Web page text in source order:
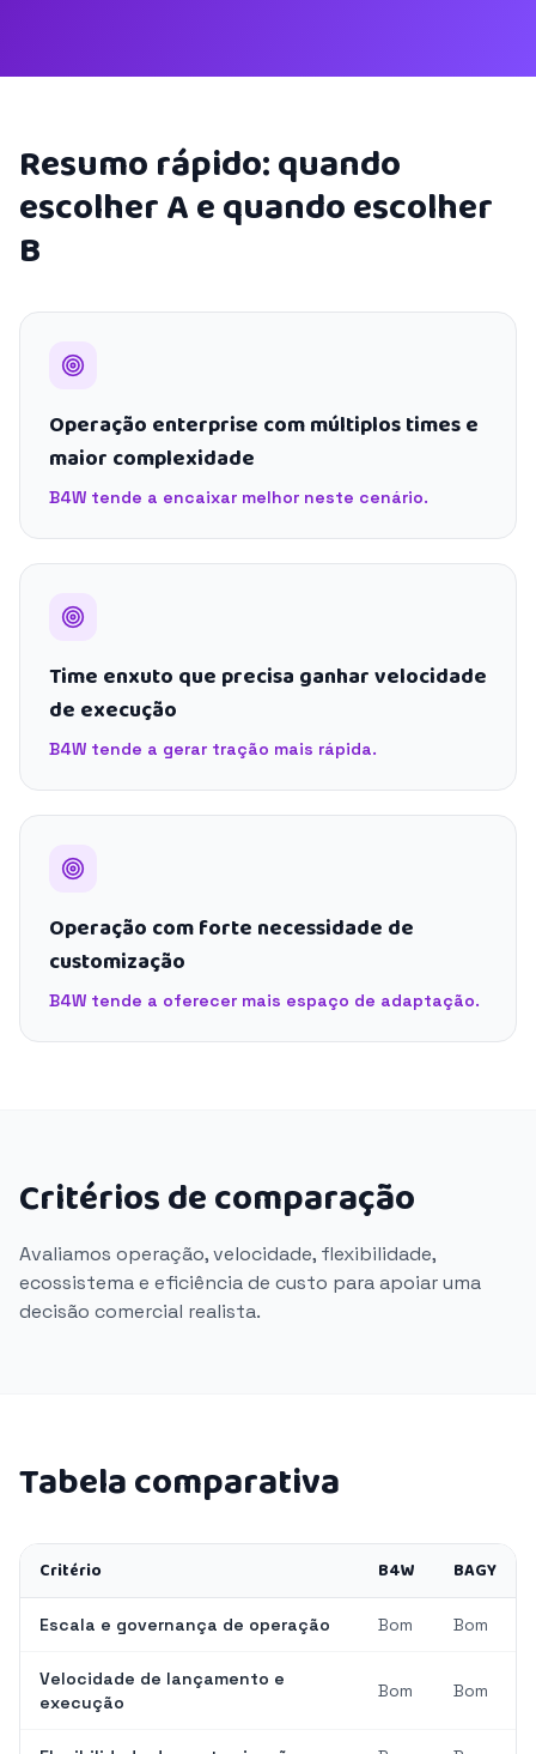
Resumo rápido: quando
escolher A e quando escolher
B
Operação enterprise com múltiplos times e
maior complexidade
B4W tende a encaixar melhor neste cenário.
Time enxuto que precisa ganhar velocidade
de execução
B4W tende a gerar tração mais rápida.
Operação com forte necessidade de
customização
B4W tende a oferecer mais espaço de adaptação.
Critérios de comparação
Avaliamos operação, velocidade, flexibilidade,
ecossistema e eficiência de custo para apoiar uma
decisão comercial realista.
Tabela comparativa
Critério B4W BAGY
Escala e governança de operação Bom Bom
Velocidade de lançamento e
execução
Bom Bom